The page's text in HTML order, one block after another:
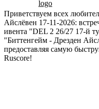
Приветствуем всех
Айслёвен 17-11-2026:
ивента "DEL 2 26/27 17-й
"Биттенгейм - Дрезден
предоставляя самую
Ruscore!